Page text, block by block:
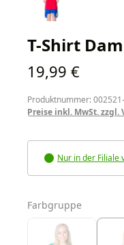
T-Shirt
Regulärer Preis:
19,99 €
Produktnummer:
Preise inkl. MwSt. zzgl.
Nur in der Filiale
Farbgruppe